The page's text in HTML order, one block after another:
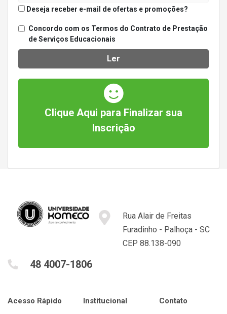
Deseja receber e-mail de ofertas e promoções?
Concordo com os Termos do Contrato de Prestação
de Serviços Educacionais
Ler
Clique Aqui para Finalizar sua
Inscrição
Rua Alair de Freitas
Furadinho - Palhoça - SC
CEP 88.138-090
48 4007-1806
Acesso Rápido Institucional Contato